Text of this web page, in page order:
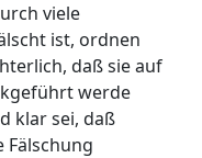
viele
ist, ordnen
daß sie auf
werde
klar sei, daß
Fälschung